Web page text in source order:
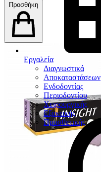
Εργαλεία
Διαγνωστικά
Αποκαταστάσεων
Ενδοδοντίας
Περιοδοντίου
Χειρουργικής
Εξακτικής
Προσθετικής
Προσθήκη